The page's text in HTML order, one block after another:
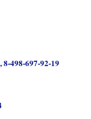
8-498-697-92-19